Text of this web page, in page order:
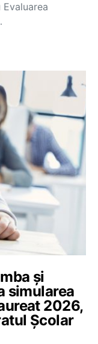
și
simularea
2026,
Școlar